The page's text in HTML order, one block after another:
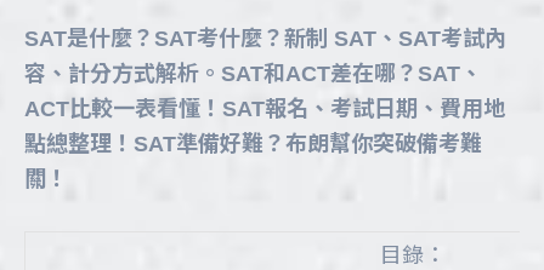
SAT是什麼？SAT考什麼？新制 SAT、SAT考試內
容、計分方式解析。SAT和ACT差在哪？SAT、
ACT比較一表看懂！SAT報名、考試日期、費用地
點總整理！SAT準備好難？布朗幫你突破備考難
關！
目錄：